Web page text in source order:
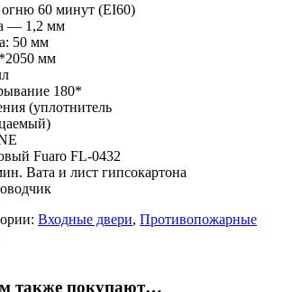
огню 60 минут (EI60)
— 1,2 мм
50 мм
мм
180*
(уплотнитель
Fuaro FL-0432
Вата и лист гипсокартона
Входные двери, Противопожарные
также покупают…